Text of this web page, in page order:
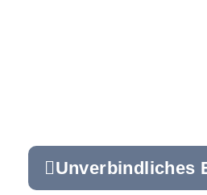
Unverbindliches